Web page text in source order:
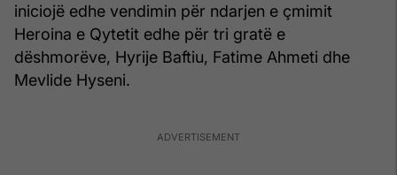
iniciojë edhe vendimin për ndarjen e çmimit
Heroina e Qytetit edhe për tri gratë e
dëshmorëve, Hyrije Baftiu, Fatime Ahmeti dhe
Mevlide Hyseni.